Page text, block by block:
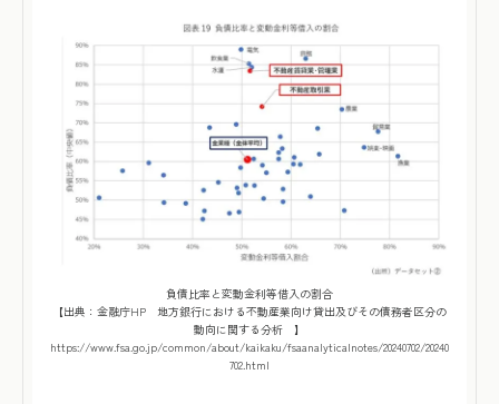
負債比率と変動金利等借入の割合
【出典：金融庁HP 地方銀行における不動産業向け貸出及びその債務者区分の
動向に関する分析 】
https://www.fsa.go.jp/common/about/kaikaku/fsaanalyticalnotes/20240702/20240
702.html